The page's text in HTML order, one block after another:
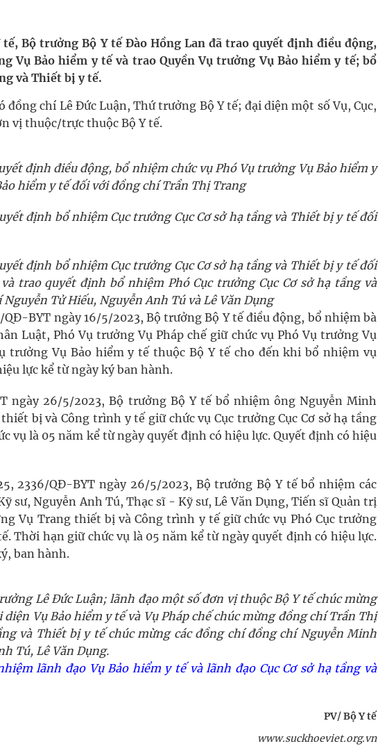
của chuyên gia
hướng phát triển gắn với chuyển đổi số
phường Phú Thạnh
nghìn phụ nữ mỗi năm
Bộ trưởng Bộ Y tế Đào Hồng Lan đã trao quyết định điều động,
Vụ Bảo hiểm y tế và trao Quyền Vụ trưởng Vụ Bảo hiểm y tế; bổ
và Thiết bị y tế.
chí Lê Đức Luận, Thứ trưởng Bộ Y tế; đại diện một số Vụ, Cục,
vị thuộc/trực thuộc Bộ Y tế.
định điều động, bổ nhiệm chức vụ Phó Vụ trưởng Vụ Bảo hiểm y
hiểm y tế đối với đồng chí Trần Thị Trang
định bổ nhiệm Cục trưởng Cục Cơ sở hạ tầng và Thiết bị y tế đối
định bổ nhiệm Cục trưởng Cục Cơ sở hạ tầng và Thiết bị y tế đối
trao quyết định bổ nhiệm Phó Cục trưởng Cục Cơ sở hạ tầng và
Tử Hiếu, Nguyễn Anh Tú và Lê Văn Dụng
BYT ngày 16/5/2023, Bộ trưởng Bộ Y tế điều động, bổ nhiệm bà
Luật, Phó Vụ trưởng Vụ Pháp chế giữ chức vụ Phó Vụ trưởng Vụ
trưởng Vụ Bảo hiểm y tế thuộc Bộ Y tế cho đến khi bổ nhiệm vụ
lực kể từ ngày ký ban hành.
ngày 26/5/2023, Bộ trưởng Bộ Y tế bổ nhiệm ông Nguyễn Minh
bị và Công trình y tế giữ chức vụ Cục trưởng Cục Cơ sở hạ tầng
vụ là 05 năm kể từ ngày quyết định có hiệu lực. Quyết định có hiệu
2336/QĐ-BYT ngày 26/5/2023, Bộ trưởng Bộ Y tế bổ nhiệm các
sư, Nguyễn Anh Tú, Thạc sĩ - Kỹ sư, Lê Văn Dụng, Tiến sĩ Quản trị
Vụ Trang thiết bị và Công trình y tế giữ chức vụ Phó Cục trưởng
Thời hạn giữ chức vụ là 05 năm kể từ ngày quyết định có hiệu lực.
ban hành.
Lê Đức Luận; lãnh đạo một số đơn vị thuộc Bộ Y tế chúc mừng
diện Vụ Bảo hiểm y tế và Vụ Pháp chế chúc mừng đồng chí Trần Thị
và Thiết bị y tế chúc mừng các đồng chí đồng chí Nguyễn Minh
Tú, Lê Văn Dụng.
lãnh đạo Vụ Bảo hiểm y tế và lãnh đạo Cục Cơ sở hạ tầng và
PV/ Bộ Y tế
www.suckhoeviet.org.vn